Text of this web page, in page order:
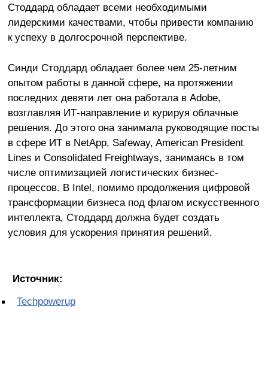
Стоддард обладает всеми необходимыми
лидерскими качествами, чтобы привести компанию
к успеху в долгосрочной перспективе.
Синди Стоддард обладает более чем 25-летним
опытом работы в данной сфере, на протяжении
последних девяти лет она работала в Adobe,
возглавляя ИТ-направление и курируя облачные
решения. До этого она занимала руководящие посты
в сфере ИТ в NetApp, Safeway, American President
Lines и Consolidated Freightways, занимаясь в том
числе оптимизацией логистических бизнес-
процессов. В Intel, помимо продолжения цифровой
трансформации бизнеса под флагом искусственного
интеллекта, Стоддард должна будет создать
условия для ускорения принятия решений.
Источник:
Techpowerup